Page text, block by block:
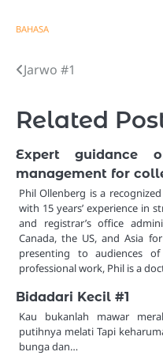
BAHASA
Post
Jarwo #1
Related
Expert guidance
management for
Phil Ollenberg is a
with 15 years’ experience in
and registrar’s office
Canada, the US, and Asia
presenting to audiences
professional work, Phil is a
Bidadari Kecil #1
Kau bukanlah mawar
putihnya melati Tapi
bunga dan…